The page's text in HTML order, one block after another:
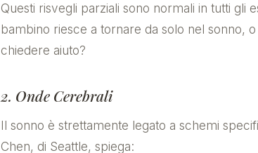
Questi risvegli parziali sono normali in tutti gli
bambino riesce a tornare da solo nel sonno,
chiedere aiuto?
2. Onde Cerebrali
Il sonno è strettamente legato a schemi
Chen, di Seattle, spiega: